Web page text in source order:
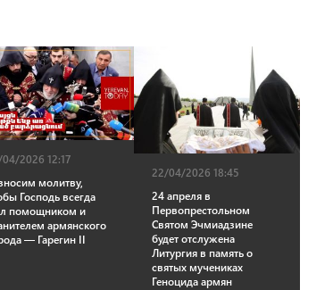
2026 12:17
молитву,
Господь всегда
помощником и
армянского
— Гарегин II
22/04/2026 18:45
24 апреля в
Первопрестольном
Святом Эчмиадзине
будет отслужена
Литургия в память о
святых мучениках
Геноцида армян